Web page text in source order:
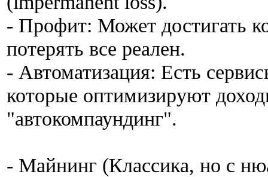
- Профит: Может достигать
потерять все реален.
- Автоматизация: Есть
которые оптимизируют
"автокомпаундинг".
- Майнинг (Классика, но с